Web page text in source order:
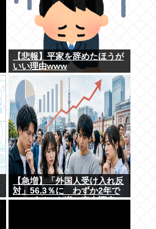
【悲報】平家を辞めたほうが
いい理由www
【急増】「外国人受け入れ反
対」56.3％に わずか2年で
20.7ポイント増、東大調査